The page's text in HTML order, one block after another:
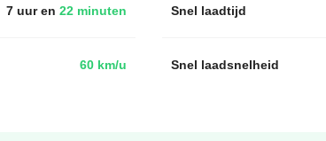
7 uur en 22 minuten
60 km/u
Snel laadtijd
Snel laadsnelheid